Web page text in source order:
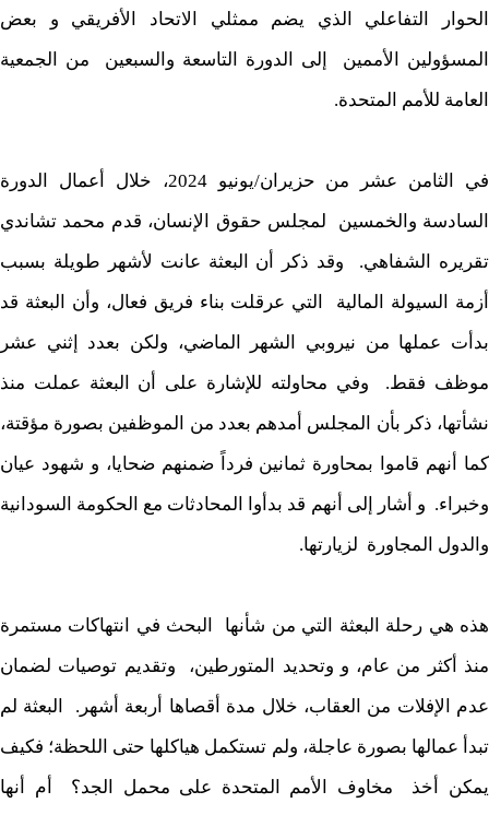
الحوار التفاعلي الذي يضم ممثلي الاتحاد الأفريقي و بعض
المسؤولين الأممين إلى الدورة التاسعة والسبعين من الجمعية
العامة للأمم المتحدة.
في الثامن عشر من حزيران/يونيو 2024، خلال أعمال الدورة
السادسة والخمسين لمجلس حقوق الإنسان، قدم محمد تشاندي
تقريره الشفاهي. وقد ذكر أن البعثة عانت لأشهر طويلة بسبب
أزمة السيولة المالية التي عرقلت بناء فريق فعال، وأن البعثة قد
بدأت عملها من نيروبي الشهر الماضي، ولكن بعدد إثني عشر
موظف فقط. وفي محاولته للإشارة على أن البعثة عملت منذ
نشأتها، ذكر بأن المجلس أمدهم بعدد من الموظفين بصورة مؤقتة،
كما أنهم قاموا بمحاورة ثمانين فرداً ضمنهم ضحايا، و شهود عيان
وخبراء. و أشار إلى أنهم قد بدأوا المحادثات مع الحكومة السودانية
والدول المجاورة لزيارتها.
هذه هي رحلة البعثة التي من شأنها البحث في انتهاكات مستمرة
منذ أكثر من عام، و وتحديد المتورطين، وتقديم توصيات لضمان
عدم الإفلات من العقاب، خلال مدة أقصاها أربعة أشهر. البعثة لم
تبدأ عمالها بصورة عاجلة، ولم تستكمل هياكلها حتى اللحظة؛ فكيف
يمكن أخذ مخاوف الأمم المتحدة على محمل الجد؟ أم أنها